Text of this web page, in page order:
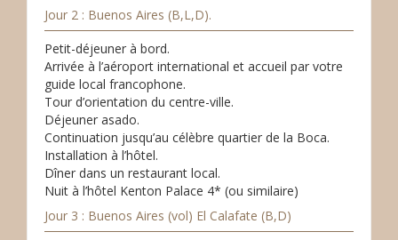
Jour 2 : Buenos Aires (B,L,D).
Petit-déjeuner à bord.
Arrivée à l’aéroport international et accueil par votre
guide local francophone.
Tour d’orientation du centre-ville.
Déjeuner asado.
Continuation jusqu’au célèbre quartier de la Boca.
Installation à l’hôtel.
Dîner dans un restaurant local.
Nuit à l’hôtel Kenton Palace 4* (ou similaire)
Jour 3 : Buenos Aires (vol) El Calafate (B,D)